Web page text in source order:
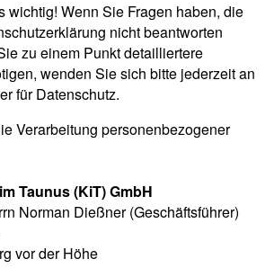
wichtig! Wenn Sie Fragen haben, die
nicht beantworten
zu einem Punkt detailliertere
wenden Sie sich bitte jederzeit an
für Datenschutz.
Verarbeitung personenbezogener
Taunus (KiT) GmbH
Norman Dießner (Geschäftsführer)
vor der Höhe